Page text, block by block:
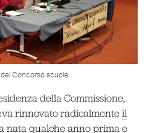
Concorso scuole
della Commissione,
rinnovato radicalmente il
nata qualche anno prima e